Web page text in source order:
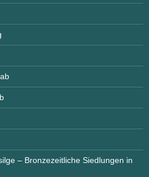
– Bronzezeitliche Siedlungen in